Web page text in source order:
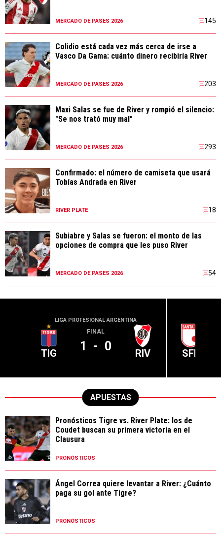
MERCADO DE PASES 2026 145
Colidio está cada vez más cerca de irse a
Vasco Da Gama: cuánto dinero recibiría River
MERCADO DE PASES 2026 203
Maxi Salas se fue de River y rompió el silencio:
"Se nos trató muy mal"
MERCADO DE PASES 2026 293
Confirmado: el número de camiseta que usará
Tobías Andrada en River
RIVER PLATE 18
Subiabre y Salas se fueron: el monto de las
opciones de compra que les puso River
MERCADO DE PASES 2026 54
LIGA PROFESIONAL ARGENTINA
TIG
FINAL
1 - 0 RIV SFE
APUESTAS
Pronósticos Tigre vs. River Plate: los de
Coudet buscan su primera victoria en el
Clausura
PRONÓSTICOS
Ángel Correa quiere levantar a River: ¿Cuánto
paga su gol ante Tigre?
PRONÓSTICOS